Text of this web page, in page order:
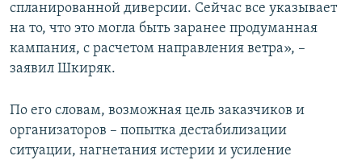
спланированной диверсии. Сейчас все указывает
на то, что это могла быть заранее продуманная
кампания, с расчетом направления ветра», –
заявил Шкиряк.
По его словам, возможная цель заказчиков и
организаторов – попытка дестабилизации
ситуации, нагнетания истерии и усиление